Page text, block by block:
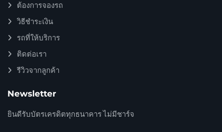
ต้องการจองรถ
วิธีชำระเงิน
รถที่ให้บริการ
ติดต่อเรา
รีวิวจากลูกค้า
Newsletter
ยินดีรับบัตรเครดิตทุกธนาคาร ไม่มีชาร์จ